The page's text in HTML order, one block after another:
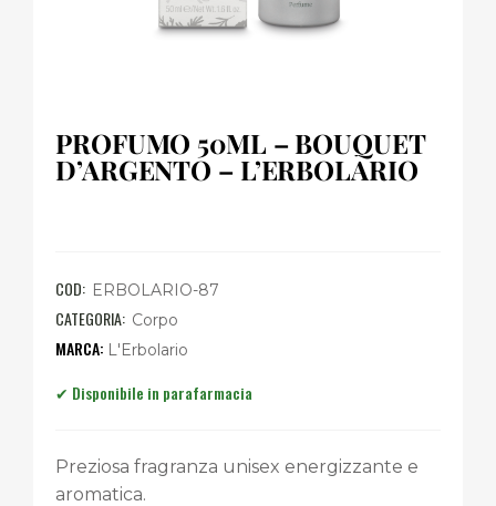
PROFUMO 50ML – BOUQUET
D’ARGENTO – L’ERBOLARIO
COD: ERBOLARIO-87
CATEGORIA: Corpo
L'Erbolario
Preziosa fragranza unisex energizzante e
aromatica.